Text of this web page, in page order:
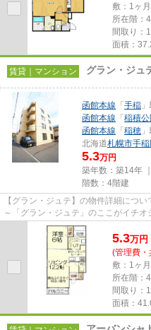
敷：1ヶ
所在階：
間取り：
面積：
賃貸｜マンション グラン・ジュ
函館本線 「 手稲
函館本線 「 稲積公
函館本線 「 稲穂
北海道札幌市手稲
5.3万円
築年数：築14年
階数：4階建
【グラン・ジュテ】の物件詳細について 住所：札幌市手稲区手稲本町2条4
～「グラン・ジュテ」のここがイチオシ～ ～ JR手稲駅まで徒歩3分（約
の、駅近エリアの物件です...
5.3万円
(管理費
敷：1ヶ
所在階：
間取り：
面積：